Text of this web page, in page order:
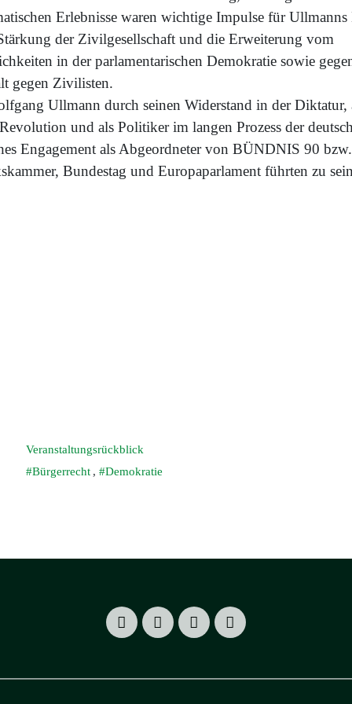
Erlebnisse waren wichtige Impulse für
der Zivilgesellschaft und die Erweiterung vom
in der parlamentarischen Demokratie sowie
gegen Zivilisten.
Ullmann durch seinen Widerstand in der Diktatur,
und als Politiker im langen Prozess der
Engagement als Abgeordneter von BÜNDNIS 90
Bundestag und Europaparlament führten zu
Veranstaltungsrückblick
Bürgerrecht , Demokratie